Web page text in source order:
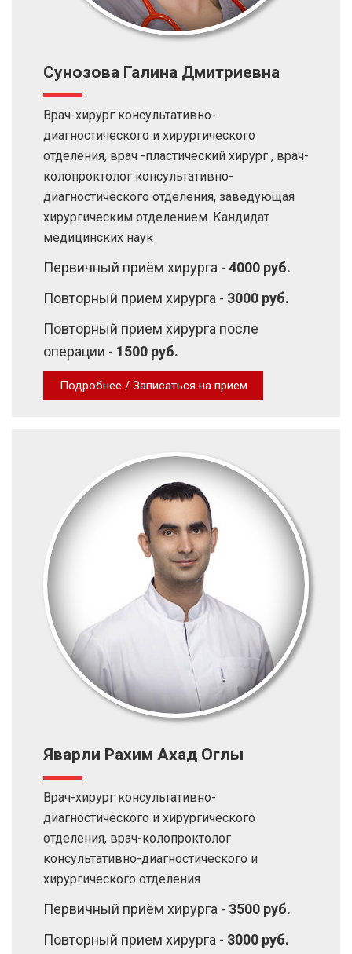
Сунозова Галина Дмитриевна
Врач-хирург консультативно-
диагностического и хирургического
отделения, врач -пластический хирург , врач-
колопроктолог консультативно-
диагностического отделения, заведующая
хирургическим отделением. Кандидат
медицинских наук
Первичный приём хирурга - 4000 руб.
Повторный прием хирурга - 3000 руб.
Повторный прием хирурга после
операции - 1500 руб.
Подробнее / Записаться на прием
Яварли Рахим Ахад Оглы
Врач-хирург консультативно-
диагностического и хирургического
отделения, врач-колопроктолог
консультативно-диагностического и
хирургического отделения
Первичный приём хирурга - 3500 руб.
Повторный прием хирурга - 3000 руб.